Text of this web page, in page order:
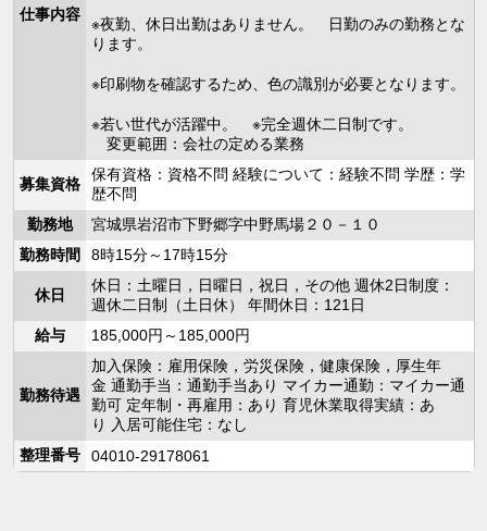
仕事内容
※夜勤、休日出勤はありません。 日勤のみの勤務とな
ります。
※印刷物を確認するため、色の識別が必要となります。
※若い世代が活躍中。 ※完全週休二日制です。
変更範囲：会社の定める業務
募集資格
保有資格：資格不問 経験について：経験不問 学歴：学
歴不問
勤務地
宮城県岩沼市下野郷字中野馬場２０－１０
勤務時間
8時15分～17時15分
休日
休日：土曜日，日曜日，祝日，その他 週休2日制度：
週休二日制（土日休） 年間休日：121日
給与
185,000円～185,000円
勤務待遇
加入保険：雇用保険，労災保険，健康保険，厚生年
金 通勤手当：通勤手当あり マイカー通勤：マイカー通
勤可 定年制・再雇用：あり 育児休業取得実績：あ
り 入居可能住宅：なし
整理番号
04010-29178061